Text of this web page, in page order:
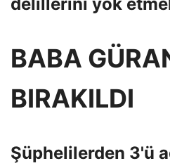
BABA
BIRAKILDI
Şüphelilerden 3'ü